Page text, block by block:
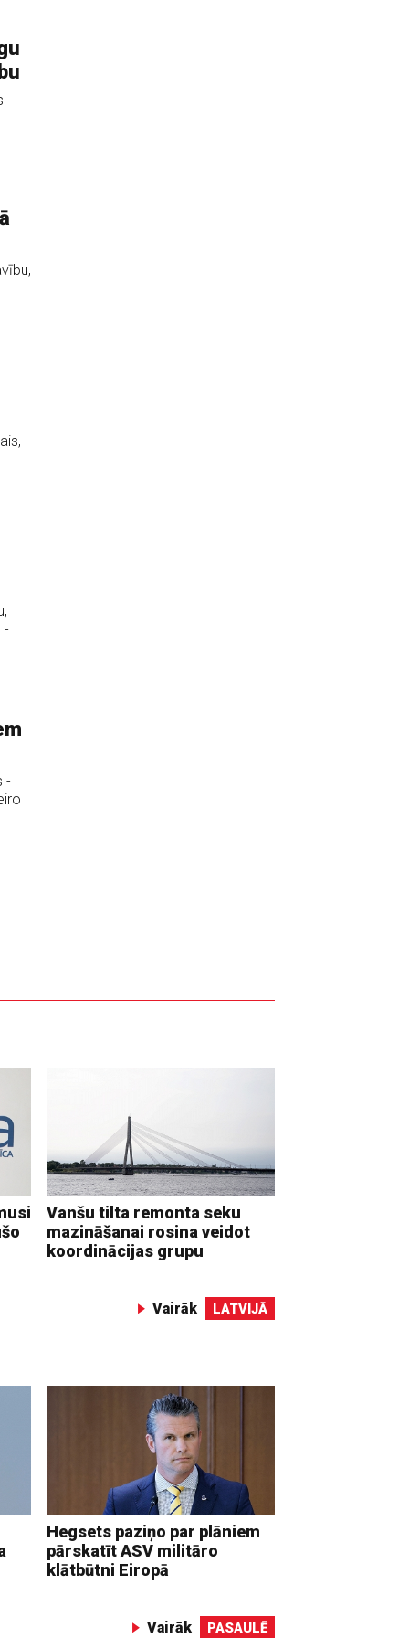
-
-
Vanšu tilta remonta seku
mazināšanai rosina veidot
koordinācijas grupu
Vairāk LATVIJĀ
Hegsets paziņo par plāniem
pārskatīt ASV militāro
klātbūtni Eiropā
Vairāk PASAULĒ